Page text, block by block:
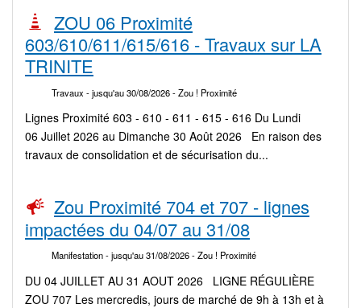
ZOU 06 Proximité
603/610/611/615/616 - Travaux sur LA
TRINITE
Travaux - jusqu'au 30/08/2026- Zou ! Proximité
Lignes Proximité 603 - 610 - 611 - 615 - 616 Du Lundi
06 Juillet 2026 au Dimanche 30 Août 2026 En raison des
travaux de consolidation et de sécurisation du...
Zou Proximité 704 et 707 - lignes
impactées du 04/07 au 31/08
Manifestation- jusqu'au 31/08/2026- Zou ! Proximité
DU 04 JUILLET AU 31 AOUT 2026 LIGNE RÉGULIÈRE
ZOU 707 Les mercredis, jours de marché de 9h à 13h et à